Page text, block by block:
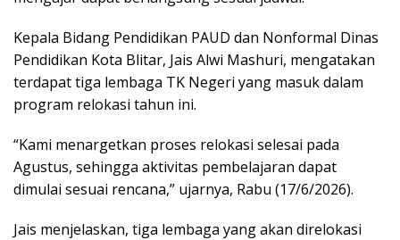
Kepala Bidang Pendidikan PAUD dan Nonformal Dinas
Pendidikan Kota Blitar, Jais Alwi Mashuri, mengatakan
terdapat tiga lembaga TK Negeri yang masuk dalam
program relokasi tahun ini.
“Kami menargetkan proses relokasi selesai pada
Agustus, sehingga aktivitas pembelajaran dapat
dimulai sesuai rencana,” ujarnya, Rabu (17/6/2026).
Jais menjelaskan, tiga lembaga yang akan direlokasi